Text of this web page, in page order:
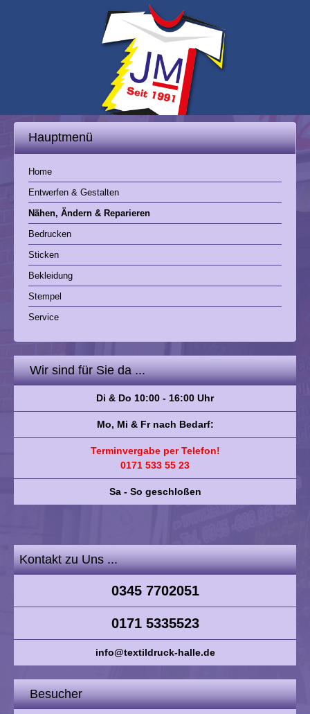
Hauptmenü
Home
Entwerfen & Gestalten
Nähen, Ändern & Reparieren
Bedrucken
Sticken
Bekleidung
Stempel
Service
Wir sind für Sie da ...
Di & Do 10:00 - 16:00 Uhr
Mo, Mi & Fr nach Bedarf:
Terminvergabe per Telefon!
0171 533 55 23
Sa - So geschloßen
Kontakt zu Uns ...
0345 7702051
0171 5335523
info@textildruck-halle.de
Besucher